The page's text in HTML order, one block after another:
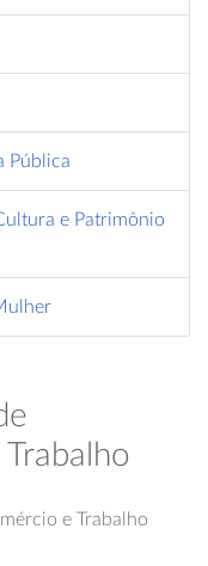
Pública
e Patrimônio
e Trabalho